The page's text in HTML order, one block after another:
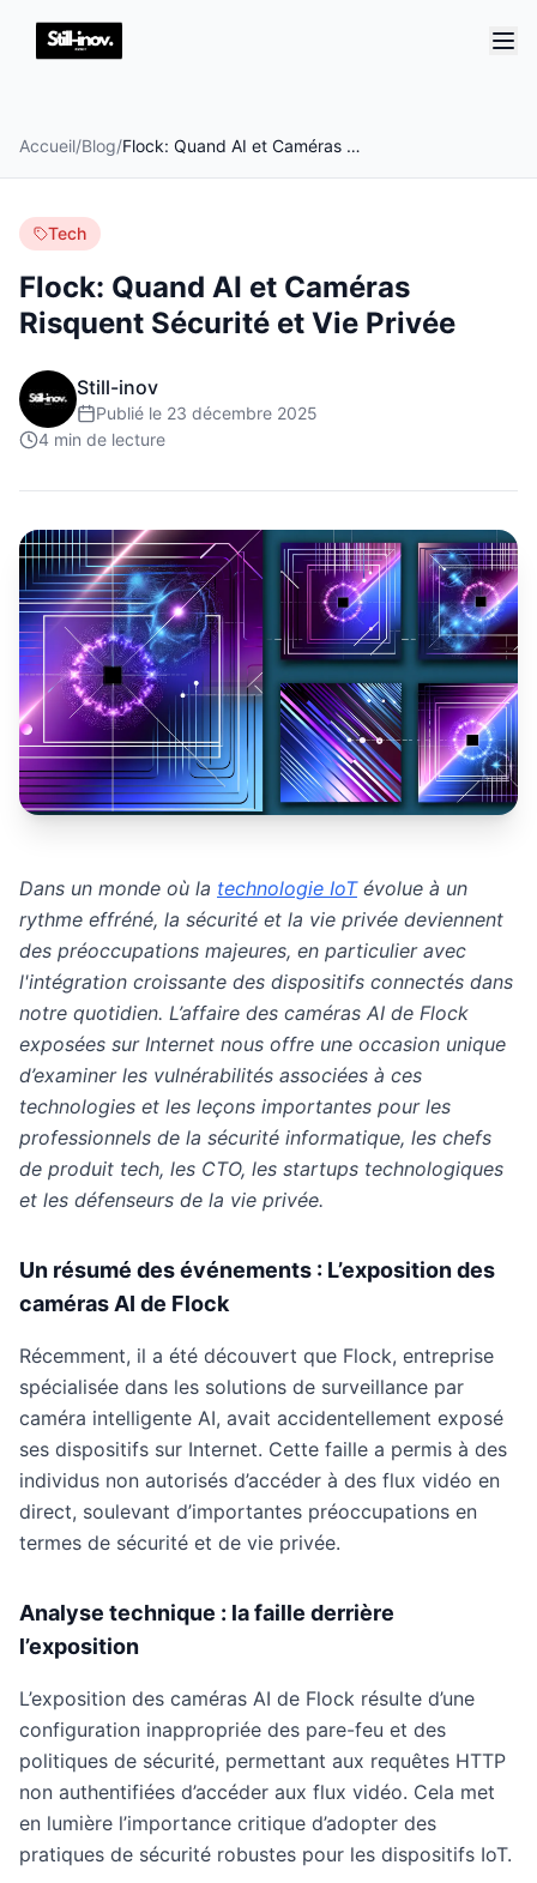
Accueil/Blog/ Flock: Quand AI et Caméras Risquent Sécurité et Vie Privée
Tech
Flock: Quand AI et Caméras
Risquent Sécurité et Vie Privée
Still-inov
Publié le 23 décembre 2025
4 min de lecture
Dans un monde où la technologie IoTévolue à un
rythme effréné, la sécurité et la vie privée deviennent
des préoccupations majeures, en particulier avec
l'intégration croissante des dispositifs connectés dans
notre quotidien. L’affaire des caméras AI de Flock
exposées sur Internet nous offre une occasion unique
d’examiner les vulnérabilités associées à ces
technologies et les leçons importantes pour les
professionnels de la sécurité informatique, les chefs
de produit tech, les CTO, les startups technologiques
et les défenseurs de la vie privée.
Un résumé des événements : L’exposition des
caméras AI de Flock
Récemment, il a été découvert que Flock, entreprise
spécialisée dans les solutions de surveillance par
caméra intelligente AI, avait accidentellement exposé
ses dispositifs sur Internet. Cette faille a permis à des
individus non autorisés d’accéder à des flux vidéo en
direct, soulevant d’importantes préoccupations en
termes de sécurité et de vie privée.
Analyse technique : la faille derrière
l’exposition
L’exposition des caméras AI de Flock résulte d’une
configuration inappropriée des pare-feu et des
politiques de sécurité, permettant aux requêtes HTTP
non authentifiées d’accéder aux flux vidéo. Cela met
en lumière l’importance critique d’adopter des
pratiques de sécurité robustes pour les dispositifs IoT.